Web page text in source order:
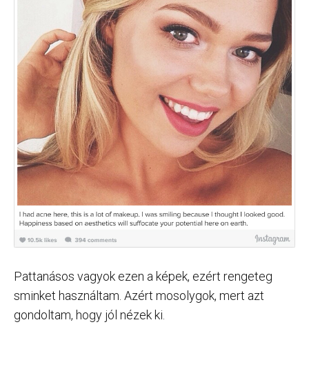
Pattanásos vagyok ezen a képek, ezért rengeteg
sminket használtam. Azért mosolygok, mert azt
gondoltam, hogy jól nézek ki.